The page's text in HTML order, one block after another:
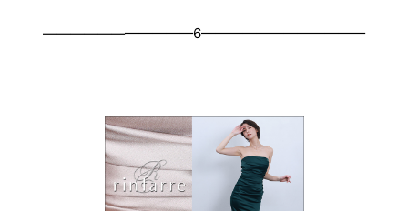
———————————6————————————